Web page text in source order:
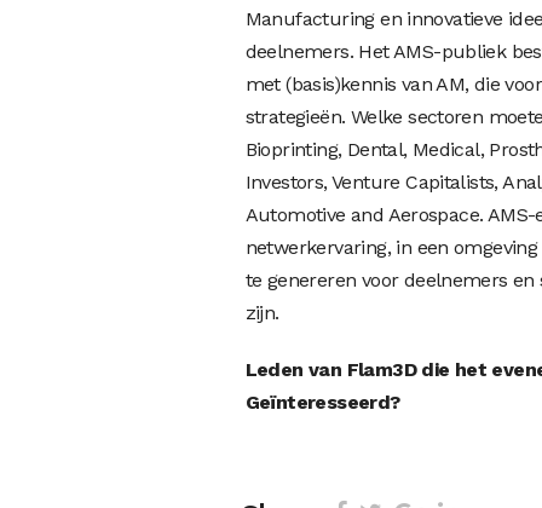
Manufacturing en innovatieve
deelnemers. Het AMS-publiek
met (basis)kennis van AM, die
strategieën. Welke sectoren
Bioprinting, Dental, Medical,
Investors, Venture Capitalists,
Automotive and Aerospace.
netwerkervaring, in een
te genereren voor deelnemers
zijn.
Leden van Flam3D die het
Geïnteresseerd?